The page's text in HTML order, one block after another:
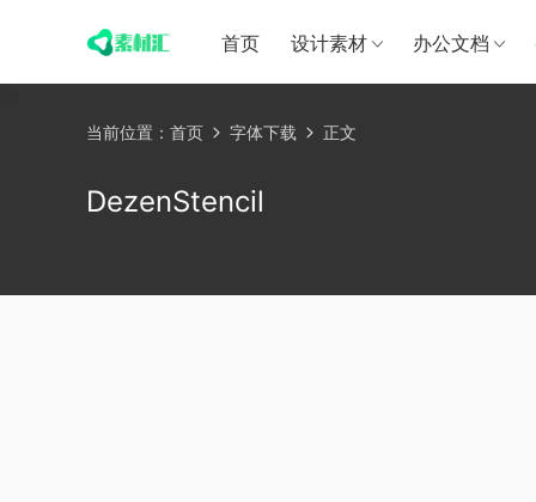
首页 设计素材 办公文档
当前位置： 首页 字体下载 正文
DezenStencil